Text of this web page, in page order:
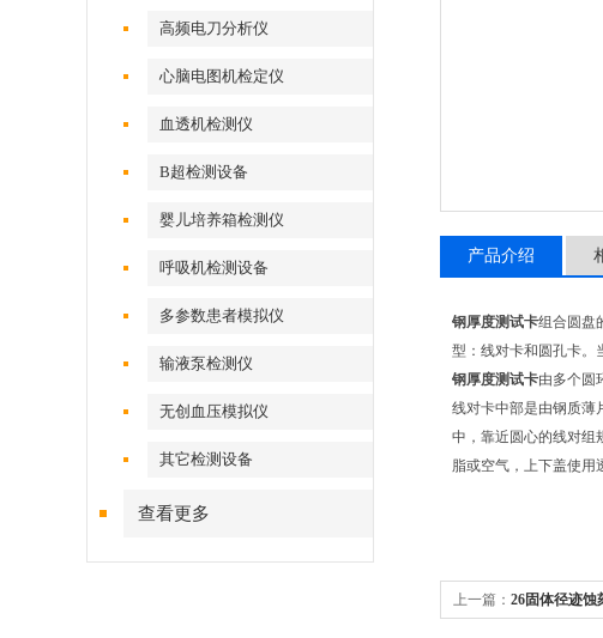
高频电刀分析仪
心脑电图机检定仪
血透机检测仪
B超检测设备
婴儿培养箱检测仪
呼吸机检测设备
多参数患者模拟仪
输液泵检测仪
无创血压模拟仪
其它检测设备
查看更多
产品介绍
钢厚度测试卡组合圆盘
型：线对卡和圆孔卡。
钢厚度测试卡由多个圆
线对卡中部是由钢质薄
中，靠近圆心的线对组
脂或空气，上下盖使用
上一篇： 26固体径迹蚀